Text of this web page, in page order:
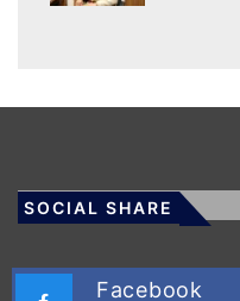
SOCIAL SHARE
Facebook